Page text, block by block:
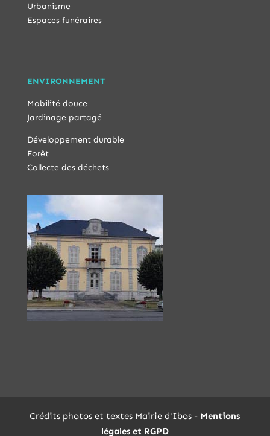
Urbanisme
Espaces funéraires
ENVIRONNEMENT
Mobilité douce
Jardinage partagé
Développement durable
Forêt
Collecte des déchets
Crédits photos et textes Mairie d'Ibos - Mentions
légales et RGPD